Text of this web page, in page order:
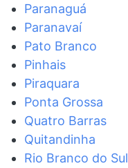
Paranaguá
Paranavaí
Pato Branco
Pinhais
Piraquara
Ponta Grossa
Quatro Barras
Quitandinha
Rio Branco do Sul